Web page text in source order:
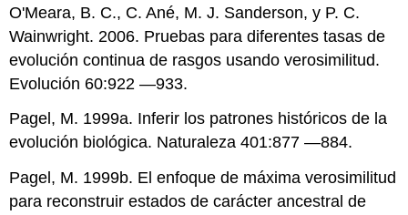
O'Meara, B. C., C. Ané, M. J. Sanderson, y P. C.
Wainwright. 2006. Pruebas para diferentes tasas de
evolución continua de rasgos usando verosimilitud.
Evolución 60:922 —933.
Pagel, M. 1999a. Inferir los patrones históricos de la
evolución biológica. Naturaleza 401:877 —884.
Pagel, M. 1999b. El enfoque de máxima verosimilitud
para reconstruir estados de carácter ancestral de